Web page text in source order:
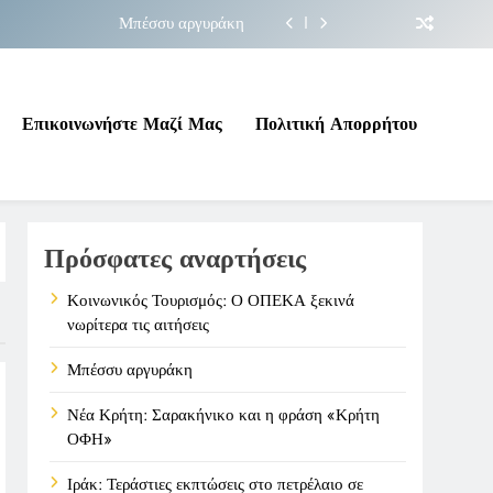
Μπέσσυ αργυράκη
επικίνδυνη γεωπολιτική συγκυρία
Μπέσσυ αργυράκη
και η φράση «Κρήτη ΟΦΗ»
επικίνδυνη γεωπολιτική συγκυρία
Επικοινωνήστε Μαζί Μας Πολιτική Απορρήτου
Πρόσφατες αναρτήσεις
Κοινωνικός Τουρισμός: Ο ΟΠΕΚΑ ξεκινά
νωρίτερα τις αιτήσεις
Μπέσσυ αργυράκη
Νέα Κρήτη: Σαρακήνικο και η φράση «Κρήτη
ΟΦΗ»
Ιράκ: Τεράστιες εκπτώσεις στο πετρέλαιο σε